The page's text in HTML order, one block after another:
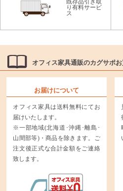
り有料サービ
ス
オフィス家具通販のカグサポ
お届けについて
オフィス家具は送料無料にてお
届けいたします。
※一部地域(北海道･沖縄･離島･
山間部等)・商品を除きます。ご
注文後正式な合計金額をご連絡
致します。